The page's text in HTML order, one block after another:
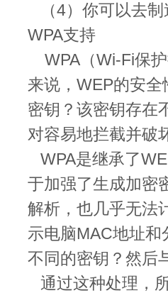
（4）你可以去制
WPA支持
WPA（Wi-Fi保
来说，WEP的安
密钥？该密钥存在
对容易地拦截并破
WPA是继承了
于加强了生成加密
解析，也几乎无法
示电脑MAC地址
不同的密钥？然后
通过这种处理，